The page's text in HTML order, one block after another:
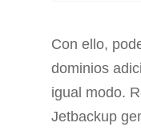
Con ello,
dominios
igual modo.
Jetbackup